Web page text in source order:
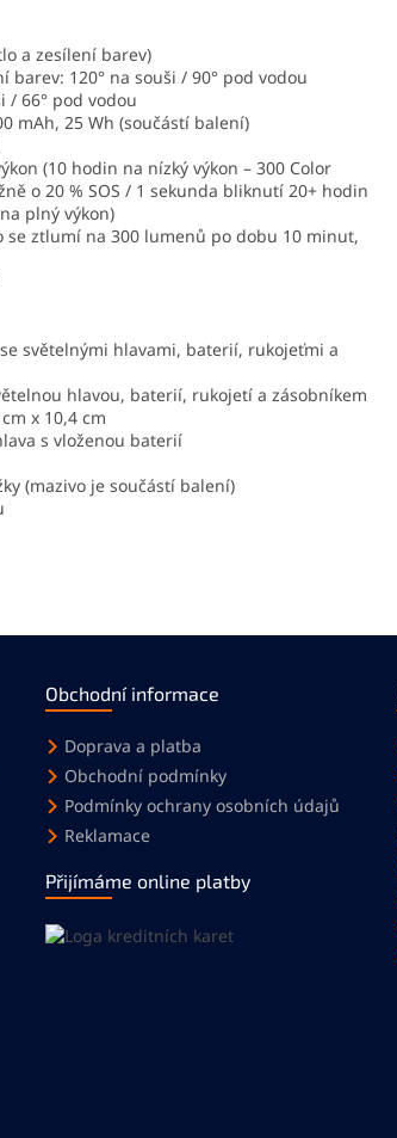
a zesílení barev)
barev: 120° na souši / 90° pod vodou
/ 66° pod vodou
mAh, 25 Wh (součástí balení)
(10 hodin na nízký výkon – 300 Color
o 20 % SOS / 1 sekunda bliknutí 20+ hodin
plný výkon)
se ztlumí na 300 lumenů po dobu 10 minut,
světelnými hlavami, baterií, rukojeťmi a
hlavou, baterií, rukojetí a zásobníkem
x 10,4 cm
s vloženou baterií
(mazivo je součástí balení)
Obchodní informace
Doprava a platba
Obchodní podmínky
Podmínky ochrany osobních údajů
Reklamace
Přijímáme online platby